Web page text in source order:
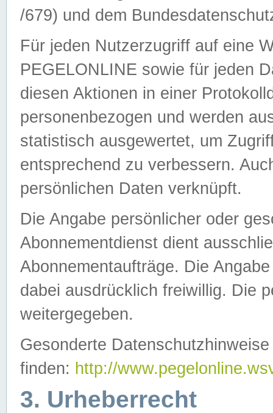
/679) und dem
Für jeden Nutzerzugriff auf eine
PEGELONLINE sowie für jeden
diesen Aktionen in einer
personenbezogen und werden
statistisch ausgewertet, um
entsprechend zu verbessern.
persönlichen Daten verknüpft.
Die Angabe persönlicher oder
Abonnementdienst dient
Abonnementaufträge. Die
dabei ausdrücklich freiwillig. Die
weitergegeben.
Gesonderte
finden: http://
3. Urheberrecht